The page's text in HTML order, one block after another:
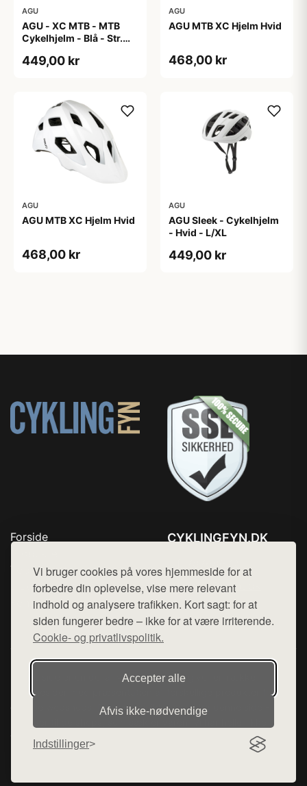
Vi bruger cookies på vores hjemmeside for at
forbedre din oplevelse, vise mere relevant
indhold og analysere trafikken. Kort sagt: for at
siden fungerer bedre – ikke for at være irriterende.
Cookie- og privatlivspolitik.
Accepter alle
Afvis ikke‑nødvendige
Indstillinger
AGU
AGU - XC MTB - MTB
Cykelhjelm - Blå - Str.
449,00 kr
AGU
AGU MTB XC Hjelm Hvid
468,00 kr
AGU
AGU MTB XC Hjelm Hvid
468,00 kr
AGU
AGU Sleek - Cykelhjelm
- Hvid - L/XL
449,00 kr
Forside
Top Rabatter
Blog
Kontakt
CYKLINGFYN.DK
Mail: hej@want.dk
Cookie- og privatlivspolitik
Denne side er en del af want.dk, der udgiver en række
hjemmesider med præsentation af forskellige produkter fra
diverse webshops. Der sælges ikke varer fra denne side - vi
varerne på lager.